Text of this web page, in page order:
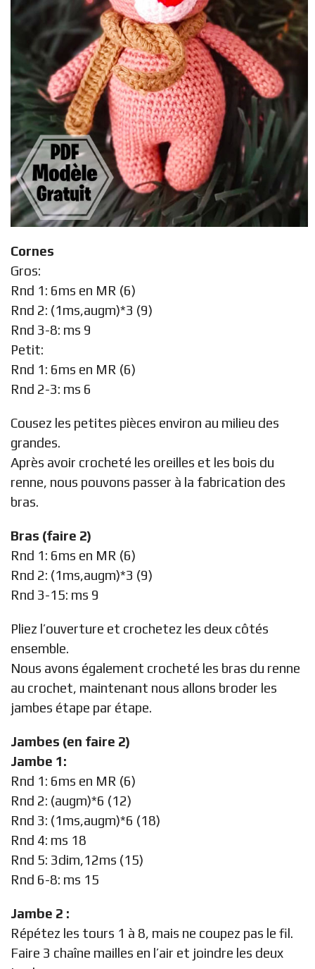
Cornes
Gros:
Rnd 1: 6ms en MR (6)
Rnd 2: (1ms,augm)*3 (9)
Rnd 3-8: ms 9
Petit:
Rnd 1: 6ms en MR (6)
Rnd 2-3: ms 6
Cousez les petites pièces environ au milieu des
grandes.
Après avoir crocheté les oreilles et les bois du
renne, nous pouvons passer à la fabrication des
bras.
Bras (faire 2)
Rnd 1: 6ms en MR (6)
Rnd 2: (1ms,augm)*3 (9)
Rnd 3-15: ms 9
Pliez l’ouverture et crochetez les deux côtés
ensemble.
Nous avons également crocheté les bras du renne
au crochet, maintenant nous allons broder les
jambes étape par étape.
Jambes (en faire 2)
Jambe 1:
Rnd 1: 6ms en MR (6)
Rnd 2: (augm)*6 (12)
Rnd 3: (1ms,augm)*6 (18)
Rnd 4: ms 18
Rnd 5: 3dim,12ms (15)
Rnd 6-8: ms 15
Jambe 2 :
Répétez les tours 1 à 8, mais ne coupez pas le fil.
Faire 3 chaîne mailles en l’air et joindre les deux